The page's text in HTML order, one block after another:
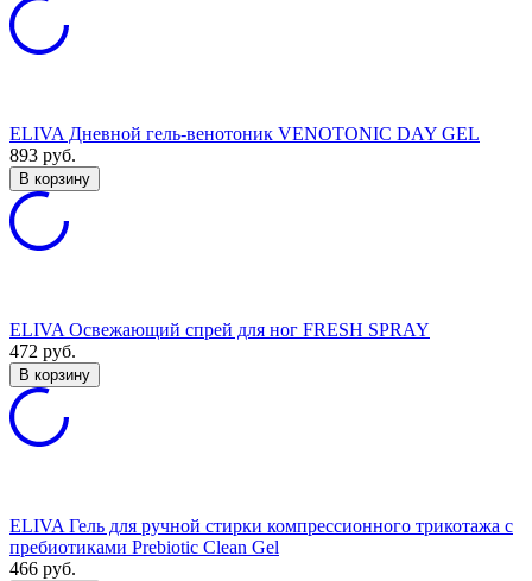
ELIVA Дневной гель-венотоник VENOTONIC DAY GEL
893 руб.
В корзину
ELIVA Освежающий спрей для ног FRESH SPRAY
472 руб.
В корзину
ELIVA Гель для ручной стирки компрессионного трикотажа с
пребиотиками Prebiotic Clean Gel
466 руб.